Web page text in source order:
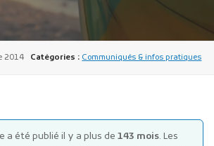
des actes
publics
2014 Catégories : Communiqués & infos pratiques
a été publié il y a plus de 143 mois. Les